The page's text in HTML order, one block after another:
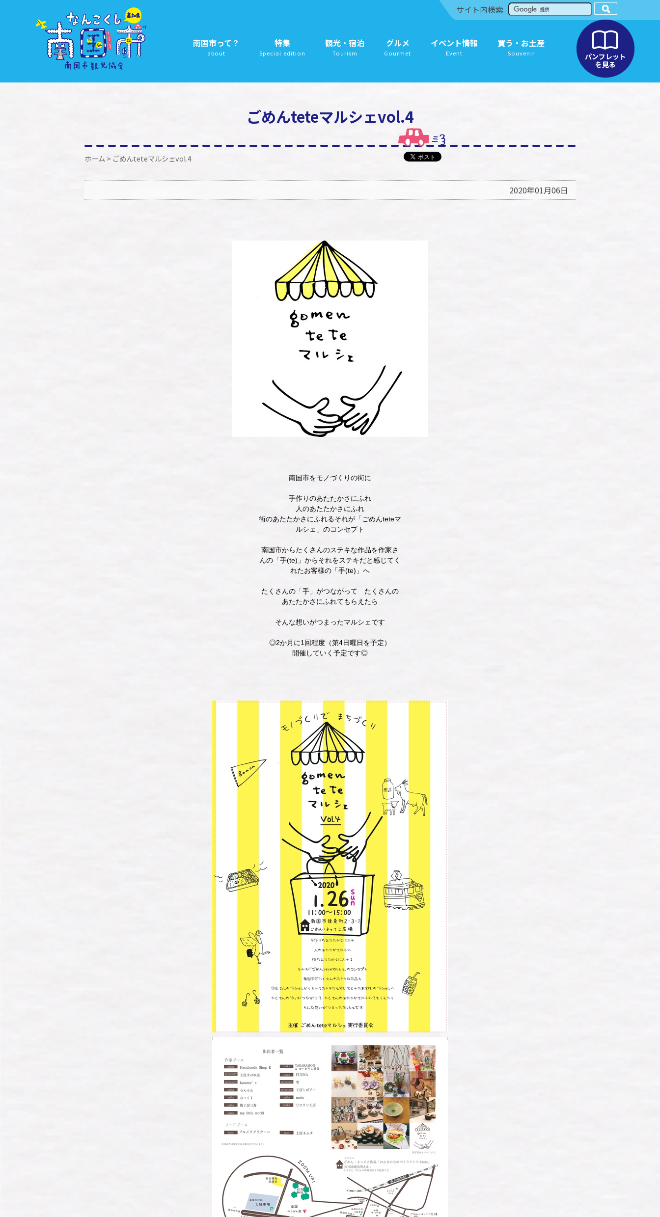
サイト内検索
南国市って？
about
特集
Special edition
観光・宿泊
Tourism
グルメ
Gourmet
イベント情報
Event
買う・お土産
Souvenir
ごめんteteマルシェvol.4
ホーム > ごめんteteマルシェvol.4
2020年01月06日
南国市をモノづくりの街に
手作りのあたたかさにふれ
人のあたたかさにふれ
街のあたたかさにふれるそれが「ごめんteteマ
ルシェ」のコンセプト
南国市からたくさんのステキな作品を作家さ
んの「手(te)」からそれをステキだと感じてく
れたお客様の「手(te)」へ
たくさんの「手」がつながって たくさんの
あたたかさにふれてもらえたら
そんな想いがつまったマルシェです
◎2か月に1回程度（第4日曜日を予定）
開催していく予定です◎